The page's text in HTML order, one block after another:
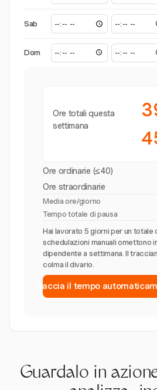
Sab
Dom
Ore totali questa
settimana
Ore ordinarie (≤40)
Ore straordinarie
Media ore/giorno
Tempo totale di pausa
Hai lavorato 5 giorni per un totale
schedulazioni manuali omettono
dipendente a settimana. Il
colma il divario.
Traccia il tempo
Guardalo in